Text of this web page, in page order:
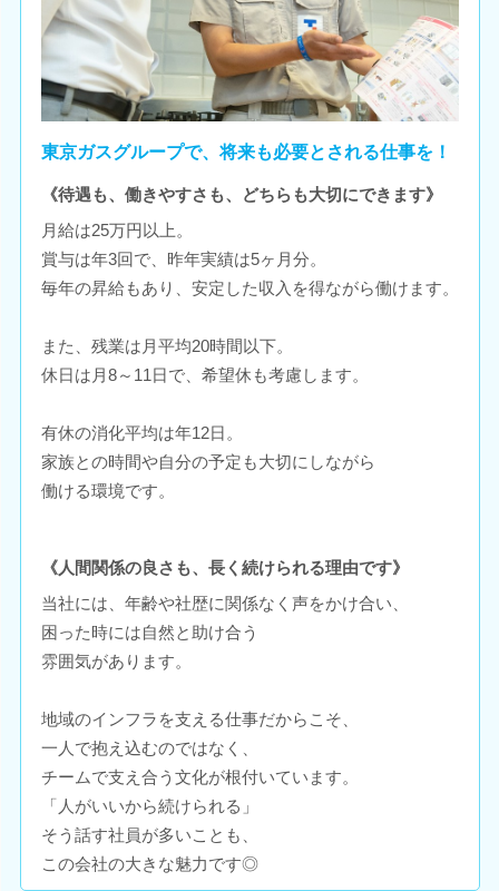
東京ガスグループで、将来も必要とされる仕事を！
《待遇も、働きやすさも、どちらも大切にできます》
月給は25万円以上。
賞与は年3回で、昨年実績は5ヶ月分。
毎年の昇給もあり、安定した収入を得ながら働けます。
また、残業は月平均20時間以下。
休日は月8～11日で、希望休も考慮します。
有休の消化平均は年12日。
家族との時間や自分の予定も大切にしながら
働ける環境です。
《人間関係の良さも、長く続けられる理由です》
当社には、年齢や社歴に関係なく声をかけ合い、
困った時には自然と助け合う
雰囲気があります。
地域のインフラを支える仕事だからこそ、
一人で抱え込むのではなく、
チームで支え合う文化が根付いています。
「人がいいから続けられる」
そう話す社員が多いことも、
この会社の大きな魅力です◎